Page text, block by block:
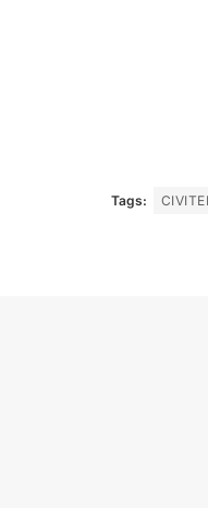
Tags: